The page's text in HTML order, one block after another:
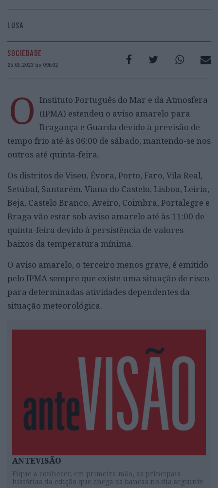
LUSA
SOCIEDADE
25.01.2023 às 09h02
O Instituto Português do Mar e da Atmosfera
(IPMA) estendeu o aviso amarelo para
Bragança e Guarda devido à previsão de
tempo frio até às 06:00 de sábado, mantendo-se nos
outros até quinta-feira.
Os distritos de Viseu, Évora, Porto, Faro, Vila Real,
Setúbal, Santarém, Viana do Castelo, Lisboa, Leiria,
Beja, Castelo Branco, Aveiro, Coimbra, Portalegre e
Braga vão estar sob aviso amarelo até às 11:00 de
quinta-feira devido à persistência de valores
baixos da temperatura mínima.
O aviso amarelo, o terceiro menos grave, é emitido
pelo IPMA sempre que existe uma situação de risco
para determinadas atividades dependentes da
situação meteorológica.
ANTEVISÃO
Fique a conhecer, em primeira mão, as principais
histórias da edição que chega às bancas no dia seguinte